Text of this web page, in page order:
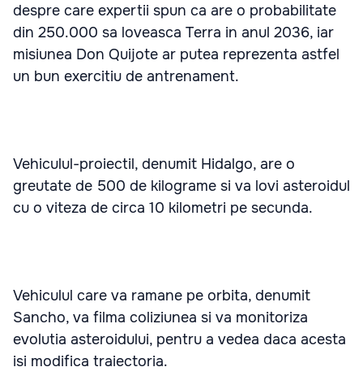
despre care expertii spun ca are o probabilitate
din 250.000 sa loveasca Terra in anul 2036, iar
misiunea Don Quijote ar putea reprezenta astfel
un bun exercitiu de antrenament.
Vehiculul-proiectil, denumit Hidalgo, are o
greutate de 500 de kilograme si va lovi asteroidul
cu o viteza de circa 10 kilometri pe secunda.
Vehiculul care va ramane pe orbita, denumit
Sancho, va filma coliziunea si va monitoriza
evolutia asteroidului, pentru a vedea daca acesta
isi modifica traiectoria.